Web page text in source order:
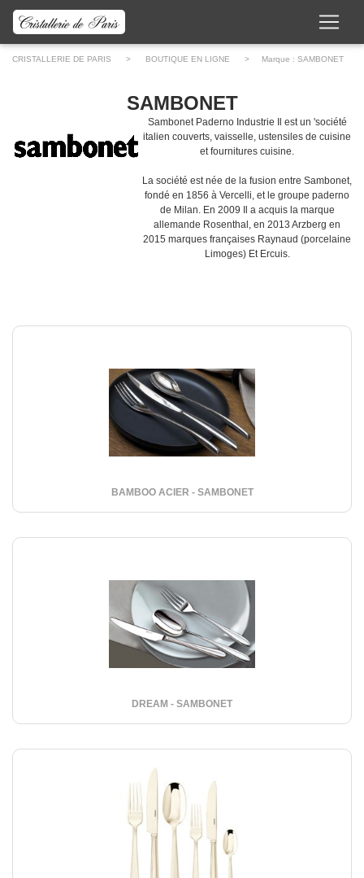
CRISTALLERIE DE PARIS > BOUTIQUE EN LIGNE > Marque : SAMBONET
SAMBONET
Sambonet Paderno Industrie Il est un 'société
italien couverts, vaisselle, ustensiles de cuisine
et fournitures cuisine.
La société est née de la fusion entre Sambonet,
fondé en 1856 à Vercelli, et le groupe paderno
de Milan. En 2009 Il a acquis la marque
allemande Rosenthal, en 2013 Arzberg en
2015 marques françaises Raynaud (porcelaine
Limoges) Et Ercuis.
BAMBOO ACIER - SAMBONET
DREAM - SAMBONET